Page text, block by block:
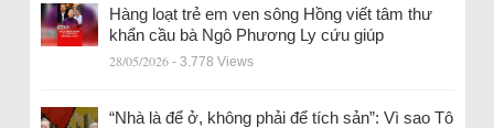
Hàng loạt trẻ em ven sông Hồng viết tâm thư
khẩn cầu bà Ngô Phương Ly cứu giúp
28/05/2026 - 3.778 Views
“Nhà là để ở, không phải để tích sản”: Vì sao Tô